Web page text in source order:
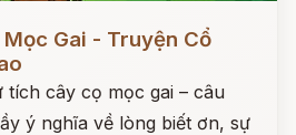
Gai - Truyện Cổ
tích cây cọ mọc gai – câu
ý nghĩa về lòng biết ơn, sự